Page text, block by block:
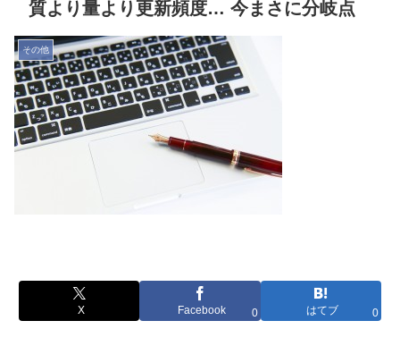
質より量より更新頻度… 今まさに分岐点
その他
X Facebook 0 はてブ 0